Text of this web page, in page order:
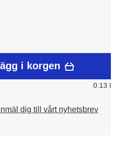
i korgen
0.13 l
dig till vårt nyhetsbrev